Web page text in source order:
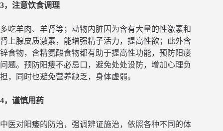
3，注意饮食调理
多吃羊肉、羊肾等；动物内脏因为含有大量的性激素和
肾上腺皮质激素，能增强精子活力，提高性欲；此外含
锌食物，含精氨酸食物都有助于提高性功能，预防阳痿
问题。预防阳痿不必忌口，避免处处设防，增加心理负
担，同时也避免营养缺乏，身体虚弱。
4，谨慎用药
中医对阳痿的防治，强调辨证施治，依照各种不同的体